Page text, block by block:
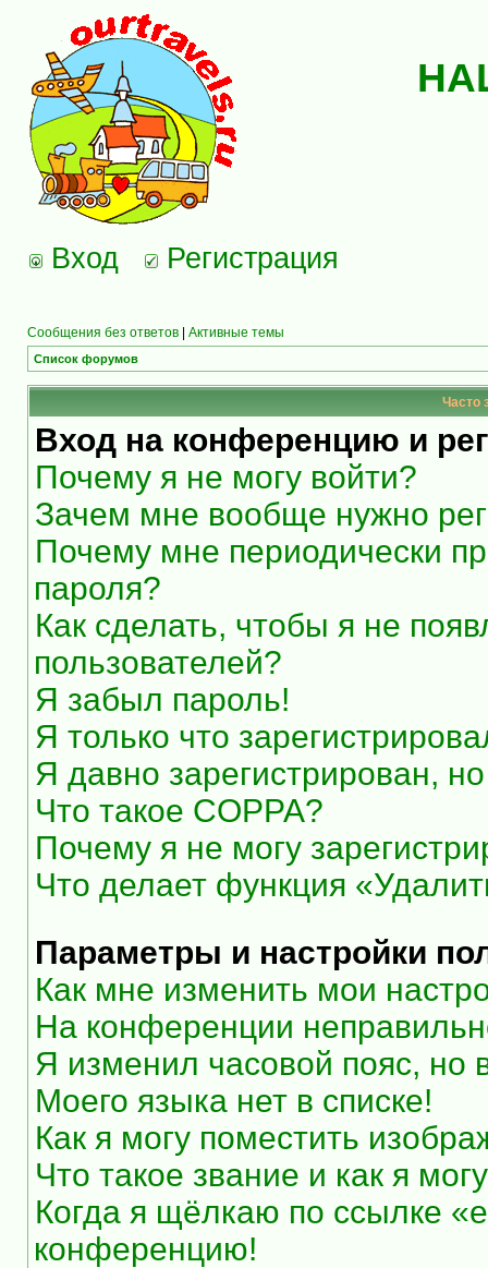
Вход Регистрация
Сообщения без ответов | Активные темы
Список форумов
Часто
Вход на конференцию и
Почему я не могу войти?
Зачем мне вообще нужно
Почему мне периодически
пароля?
Как сделать, чтобы я не
пользователей?
Я забыл пароль!
Я только что
Я давно зарегистрирован,
Что такое COPPA?
Почему я не могу
Что делает функция
Параметры и настройки
Как мне изменить мои
На конференции
Я изменил часовой пояс, но
Моего языка нет в списке!
Как я могу поместить
Что такое звание и как я
Когда я щёлкаю по ссылке
конференцию!